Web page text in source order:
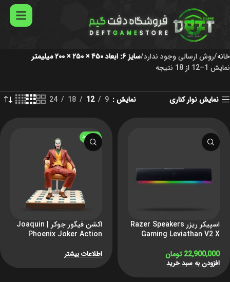
خانه روش ارسالی وجود ندارد سایز ۶: ابعاد ۴۵۰ × ۲۵۰ × ۲۰۰ میلیمتر
نمایش 1–12 از 18 نتیجه
نمایش نوار کناری نمایش 9
12
18
24
اسپیکر ریزر Razer Speakers
Gaming Leviathan V2 X
22,900,000 تومان
افزودن به سبد خرید
ناموجود
اکشن فیگور جوکر | Joaquin
Phoenix Joker Action
اطلاعات بیشتر